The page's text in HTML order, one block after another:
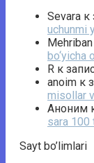
Sevara к
uchunmi
Mehriban
bo‘yicha
R к
anoim к
misollar
Аноним
sara 100
Sayt bo’limlari